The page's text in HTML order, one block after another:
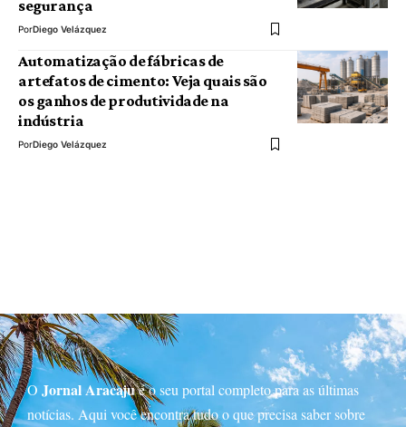
segurança
PorDiego Velázquez
Automatização de fábricas de
artefatos de cimento: Veja quais são
os ganhos de produtividade na
indústria
PorDiego Velázquez
O Jornal Aracajué o seu portal completo para as últimas
notícias. Aqui você encontra tudo o que precisa saber sobre